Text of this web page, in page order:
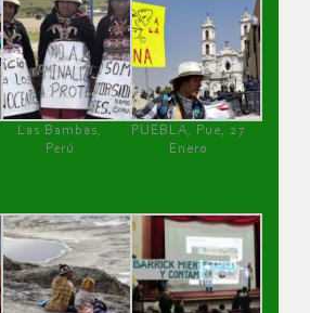
Las Bambas,
Perú
PUEBLA, Pue, 27
Enero